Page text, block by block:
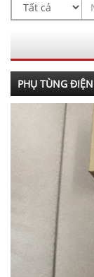
AutoPart
PHỤ TÙNG